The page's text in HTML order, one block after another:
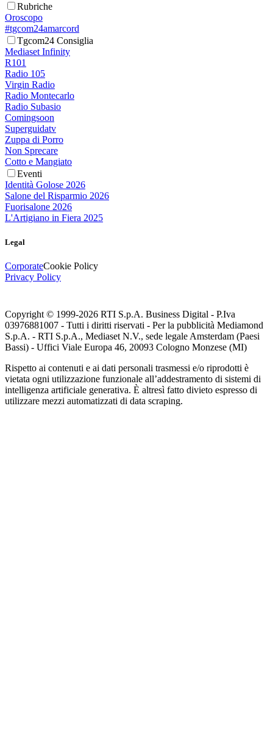
Rubriche
Oroscopo
#tgcom24amarcord
Tgcom24 Consiglia
Mediaset Infinity
R101
Radio 105
Virgin Radio
Radio Montecarlo
Radio Subasio
Comingsoon
Superguidatv
Zuppa di Porro
Non Sprecare
Cotto e Mangiato
Eventi
Identità Golose 2026
Salone del Risparmio 2026
Fuorisalone 2026
L'Artigiano in Fiera 2025
Legal
CorporateCookie Policy
Privacy Policy
Copyright © 1999-2026 RTI S.p.A. Business Digital - P.Iva
03976881007 - Tutti i diritti riservati - Per la pubblicità Mediamond
S.p.A. - RTI S.p.A., Mediaset N.V., sede legale Amsterdam (Paesi
Bassi) - Uffici Viale Europa 46, 20093 Cologno Monzese (MI)
Rispetto ai contenuti e ai dati personali trasmessi e/o riprodotti è
vietata ogni utilizzazione funzionale all’addestramento di sistemi di
intelligenza artificiale generativa. È altresì fatto divieto espresso di
utilizzare mezzi automatizzati di data scraping.